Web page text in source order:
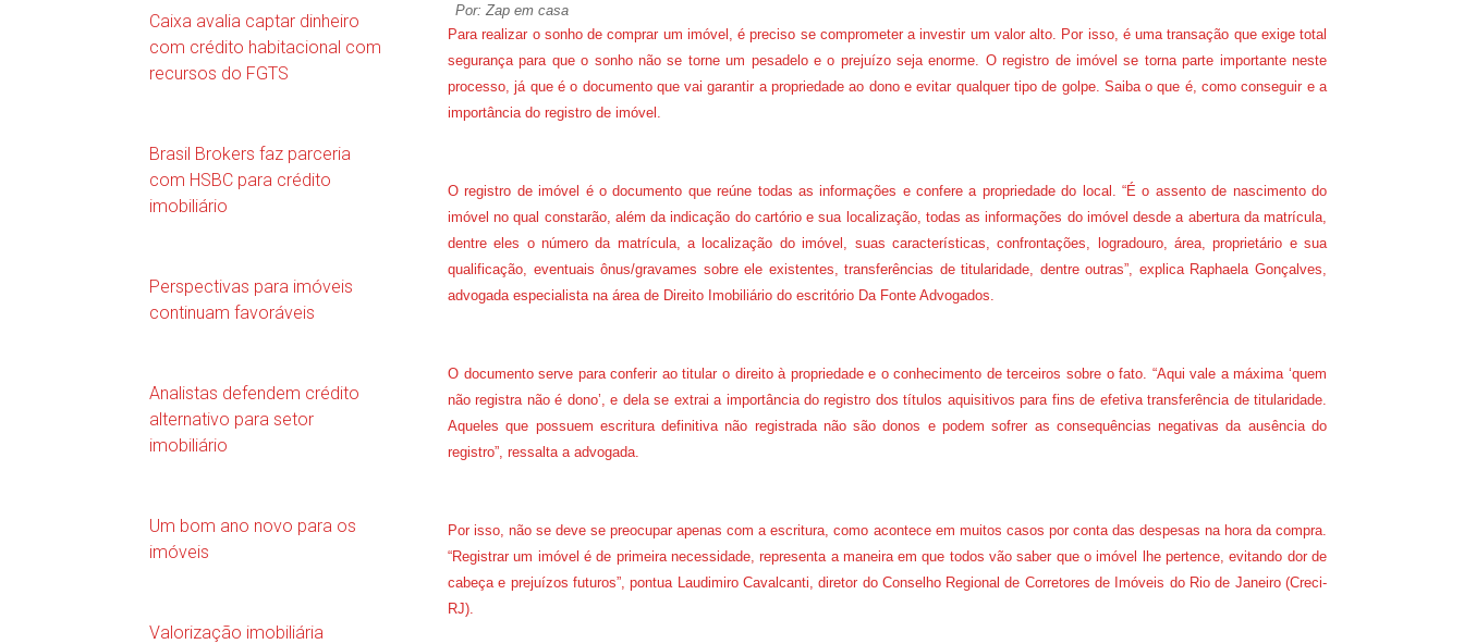
Caixa avalia captar dinheiro
com crédito habitacional com
recursos do FGTS
Brasil Brokers faz parceria
com HSBC para crédito
imobiliário
Perspectivas para imóveis
continuam favoráveis
Analistas defendem crédito
alternativo para setor
imobiliário
Um bom ano novo para os
imóveis
Valorização imobiliária
Por: Zap em casa
Para realizar o sonho de comprar um imóvel, é preciso se comprometer a investir um valor alto. Por isso, é uma transação que exige total
segurança para que o sonho não se torne um pesadelo e o prejuízo seja enorme. O registro de imóvel se torna parte importante neste
processo, já que é o documento que vai garantir a propriedade ao dono e evitar qualquer tipo de golpe. Saiba o que é, como conseguir e a
importância do registro de imóvel.
O registro de imóvel é o documento que reúne todas as informações e confere a propriedade do local. “É o assento de nascimento do
imóvel no qual constarão, além da indicação do cartório e sua localização, todas as informações do imóvel desde a abertura da matrícula,
dentre eles o número da matrícula, a localização do imóvel, suas características, confrontações, logradouro, área, proprietário e sua
qualificação, eventuais ônus/gravames sobre ele existentes, transferências de titularidade, dentre outras”, explica Raphaela Gonçalves,
advogada especialista na área de Direito Imobiliário do escritório Da Fonte Advogados.
O documento serve para conferir ao titular o direito à propriedade e o conhecimento de terceiros sobre o fato. “Aqui vale a máxima ‘quem
não registra não é dono’, e dela se extrai a importância do registro dos títulos aquisitivos para fins de efetiva transferência de titularidade.
Aqueles que possuem escritura definitiva não registrada não são donos e podem sofrer as consequências negativas da ausência do
registro”, ressalta a advogada.
Por isso, não se deve se preocupar apenas com a escritura, como acontece em muitos casos por conta das despesas na hora da compra.
“Registrar um imóvel é de primeira necessidade, representa a maneira em que todos vão saber que o imóvel lhe pertence, evitando dor de
cabeça e prejuízos futuros”, pontua Laudimiro Cavalcanti, diretor do Conselho Regional de Corretores de Imóveis do Rio de Janeiro (Creci-
RJ).